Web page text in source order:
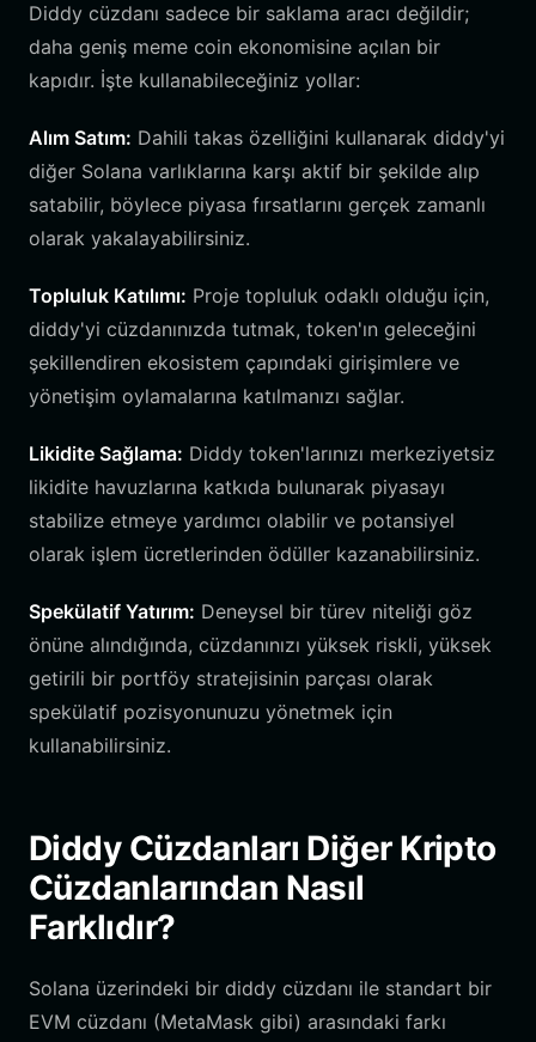
Diddy cüzdanı sadece bir saklama aracı değildir;
daha geniş meme coin ekonomisine açılan bir
kapıdır. İşte kullanabileceğiniz yollar:
Alım Satım: Dahili takas özelliğini kullanarak diddy'yi
diğer Solana varlıklarına karşı aktif bir şekilde alıp
satabilir, böylece piyasa fırsatlarını gerçek zamanlı
olarak yakalayabilirsiniz.
Topluluk Katılımı: Proje topluluk odaklı olduğu için,
diddy'yi cüzdanınızda tutmak, token'ın geleceğini
şekillendiren ekosistem çapındaki girişimlere ve
yönetişim oylamalarına katılmanızı sağlar.
Likidite Sağlama: Diddy token'larınızı merkeziyetsiz
likidite havuzlarına katkıda bulunarak piyasayı
stabilize etmeye yardımcı olabilir ve potansiyel
olarak işlem ücretlerinden ödüller kazanabilirsiniz.
Spekülatif Yatırım: Deneysel bir türev niteliği göz
önüne alındığında, cüzdanınızı yüksek riskli, yüksek
getirili bir portföy stratejisinin parçası olarak
spekülatif pozisyonunuzu yönetmek için
kullanabilirsiniz.
Diddy Cüzdanları Diğer Kripto
Cüzdanlarından Nasıl
Farklıdır?
Solana üzerindeki bir diddy cüzdanı ile standart bir
EVM cüzdanı (MetaMask gibi) arasındaki farkı